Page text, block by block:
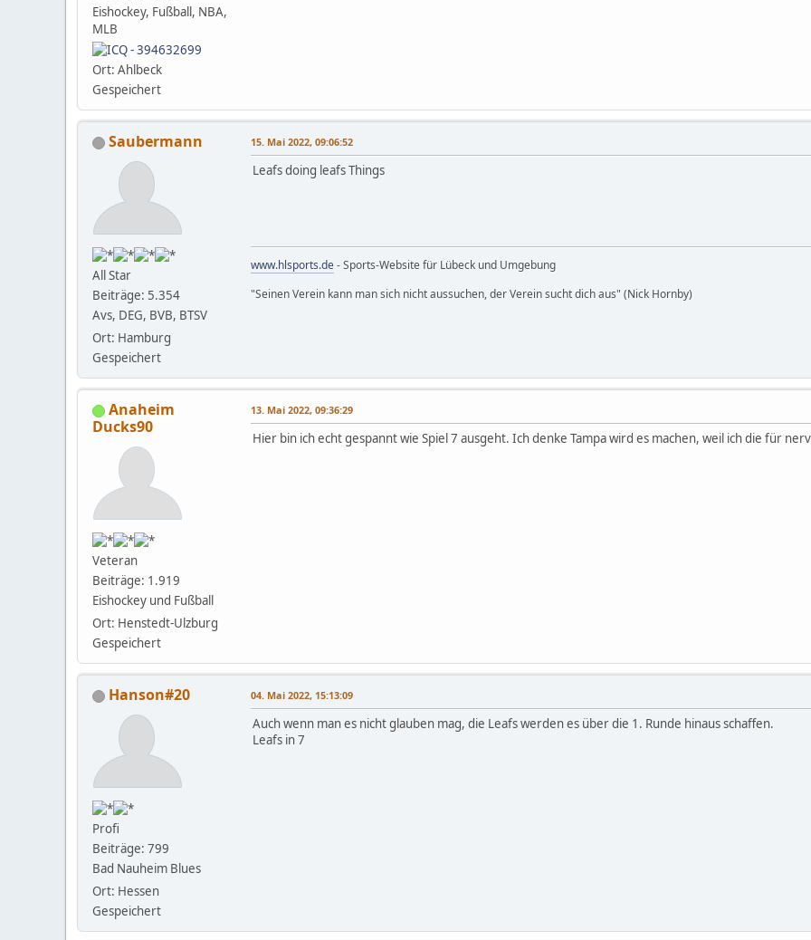
Eishockey, Fußball, NBA,
MLB
Ort: Ahlbeck
Gespeichert
Saubermann
All Star
Beiträge: 5.354
Avs, DEG, BVB, BTSV
Ort: Hamburg
Gespeichert
15. Mai 2022, 09:06:52
Leafs doing leafs Things
www.hlsports.de- Sports-Website für Lübeck und Umgebung
"Seinen Verein kann man sich nicht aussuchen, der Verein sucht dich aus" (Nick Hornby)
Anaheim
Ducks90
Veteran
Beiträge: 1.919
Eishockey und Fußball
Ort: Henstedt-Ulzburg
Gespeichert
13. Mai 2022, 09:36:29
Hier bin ich echt gespannt wie Spiel 7 ausgeht. Ich denke Tampa wird es machen, weil ich die für
Hanson#20
Profi
Beiträge: 799
Bad Nauheim Blues
Ort: Hessen
Gespeichert
04. Mai 2022, 15:13:09
Auch wenn man es nicht glauben mag, die Leafs werden es über die 1. Runde hinaus schaffen.
Leafs in 7